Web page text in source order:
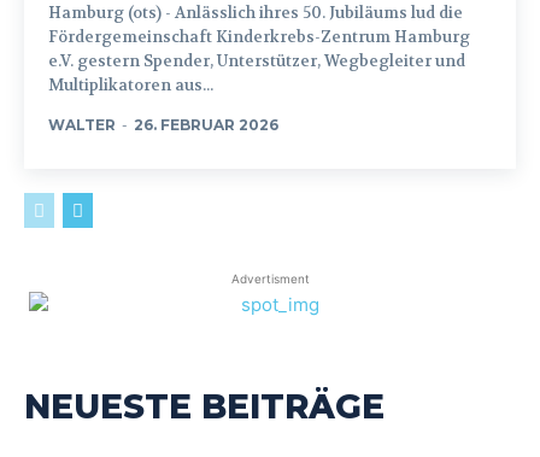
Hamburg (ots) - Anlässlich ihres 50. Jubiläums lud die
Fördergemeinschaft Kinderkrebs-Zentrum Hamburg
e.V. gestern Spender, Unterstützer, Wegbegleiter und
Multiplikatoren aus...
WALTER - 26. FEBRUAR 2026
Advertisment
NEUESTE BEITRÄGE